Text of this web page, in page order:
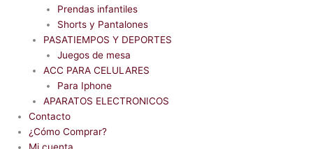
Prendas infantiles
Shorts y Pantalones
PASATIEMPOS Y DEPORTES
Juegos de mesa
ACC PARA CELULARES
Para Iphone
APARATOS ELECTRONICOS
Contacto
¿Cómo Comprar?